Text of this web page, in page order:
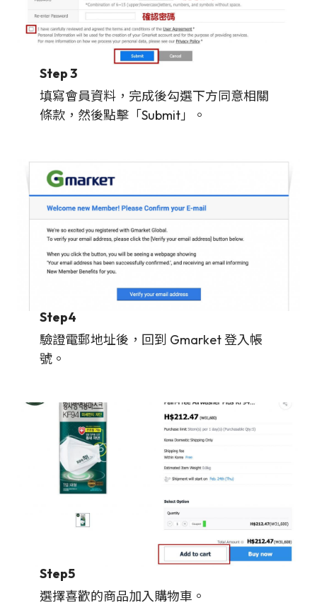
Step 3
填寫會員資料，完成後勾選下方同意相關
條款，然後點擊「Submit」。
Step4
驗證電郵地址後，回到 Gmarket 登入帳
號。
Step5
選擇喜歡的商品加入購物車。